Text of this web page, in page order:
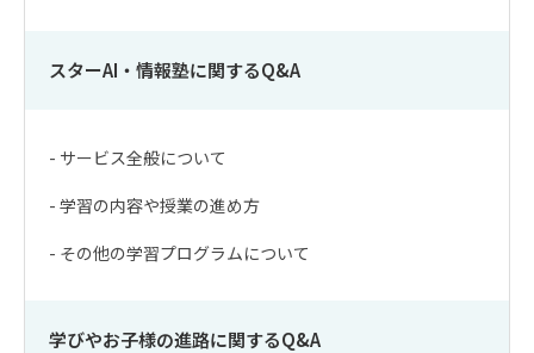
スターAI・情報塾に関するQ&A
- サービス全般について
- 学習の内容や授業の進め方
- その他の学習プログラムについて
学びやお子様の進路に関するQ&A